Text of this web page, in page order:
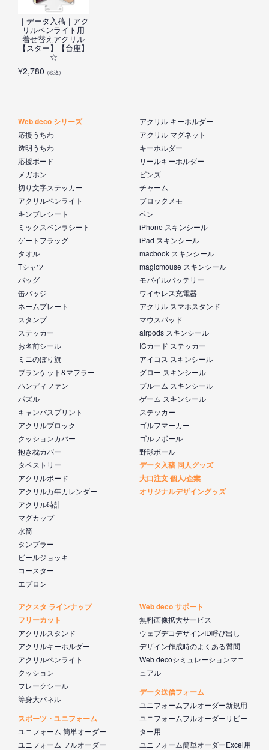
｜データ入稿｜アク
リルペンライト用
着せ替えアクリル
【スター】【台座】
☆
¥2,780 （税込）
Web deco シリーズ
応援うちわ
透明うちわ
応援ボード
メガホン
切り文字ステッカー
アクリルペンライト
キンブレシート
ミックスペンラシート
ゲートフラッグ
タオル
Tシャツ
バッグ
缶バッジ
ネームプレート
スタンプ
ステッカー
お名前シール
ミニのぼり旗
ブランケット&マフラー
ハンディファン
パズル
キャンバスプリント
アクリルブロック
クッションカバー
抱き枕カバー
タペストリー
アクリルボード
アクリル万年カレンダー
アクリル時計
マグカップ
水筒
タンブラー
ビールジョッキ
コースター
エプロン
アクリル キーホルダー
アクリル マグネット
キーホルダー
リールキーホルダー
ピンズ
チャーム
ブロックメモ
ペン
iPhone スキンシール
iPad スキンシール
macbook スキンシール
magicmouse スキンシール
モバイルバッテリー
ワイヤレス充電器
アクリル スマホスタンド
マウスパッド
airpods スキンシール
ICカード ステッカー
アイコス スキンシール
グロー スキンシール
プルーム スキンシール
ゲーム スキンシール
ステッカー
ゴルフマーカー
ゴルフボール
野球ボール
データ入稿 同人グッズ
大口注文 個人/企業
オリジナルデザイングッズ
アクスタ ラインナップ
フリーカット
アクリルスタンド
アクリルキーホルダー
アクリルペンライト
クッション
フレークシール
等身大パネル
スポーツ・ユニフォーム
ユニフォーム 簡単オーダー
ユニフォーム フルオーダー
Web deco サポート
無料画像拡大サービス
ウェブデコデザインID呼び出し
デザイン作成時のよくある質問
Web decoシミュレーションマニ
ュアル
データ送信フォーム
ユニフォームフルオーダー新規用
ユニフォームフルオーダーリピー
ター用
ユニフォーム簡単オーダーExcel用